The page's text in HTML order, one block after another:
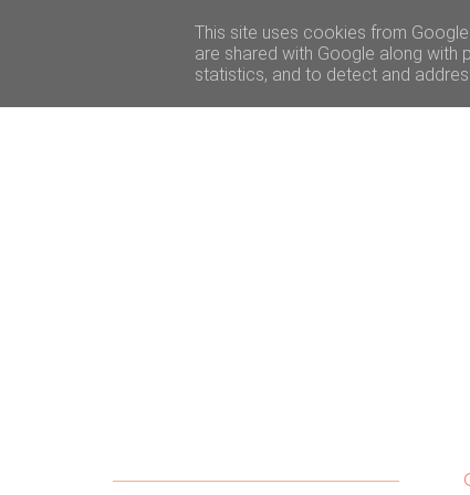
BEAUTÉ VOYAGE
This site uses cookies from
are shared with Google along with
statistics, and to detect and